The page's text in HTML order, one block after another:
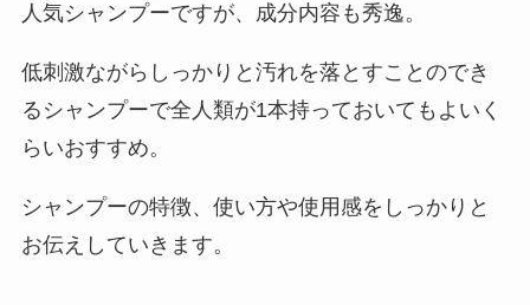
人気シャンプーですが、成分内容も秀逸。
低刺激ながらしっかりと汚れを落とすことのでき
るシャンプーで全人類が1本持っておいてもよいく
らいおすすめ。
シャンプーの特徴、使い方や使用感をしっかりと
お伝えしていきます。